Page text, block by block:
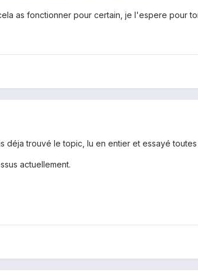
as fonctionner pour certain, je l'espere pour
déja trouvé le topic, lu en entier et essayé
actuellement.